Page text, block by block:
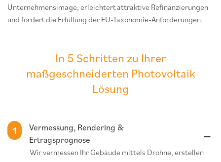
Unternehmensimage, erleichtert attraktive Refinanzierungen
und fördert die Erfüllung der EU-Taxonomie-Anforderungen.
In 5 Schritten zu Ihrer
maßgeschneiderten Photovoltaik
Lösung
1
Vermessung, Rendering &
Ertragsprognose
Wir vermessen Ihr Gebäude mittels Drohne, erstellen